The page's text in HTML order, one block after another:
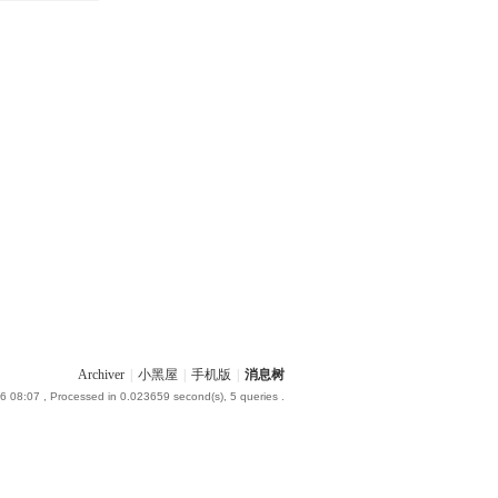
Archiver 小黑屋 手机版 消息树
08:07 , Processed in 0.023659 second(s), 5 queries .